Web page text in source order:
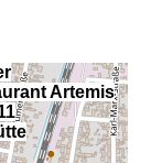
Artemis